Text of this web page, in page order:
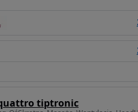
quattro tiptronic